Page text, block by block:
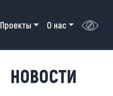
Проекты О нас
НОВОСТИ